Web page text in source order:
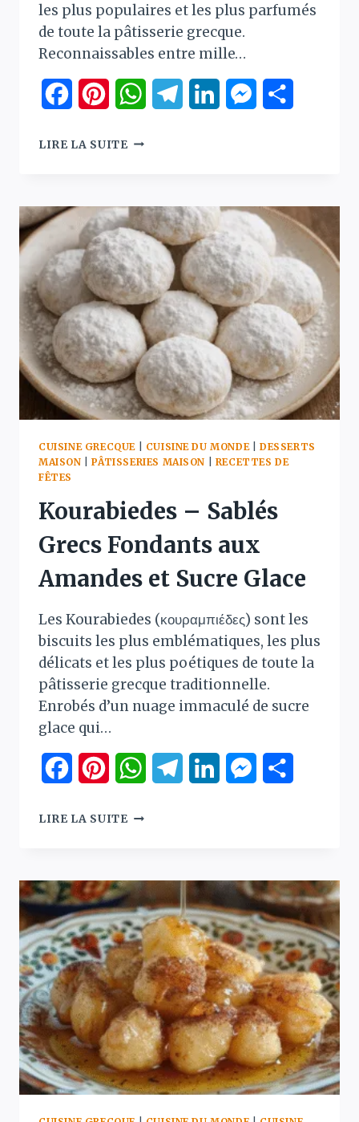
les plus populaires et les plus parfumés
de toute la pâtisserie grecque.
Reconnaissables entre mille…
FacebookPinterestWhatsAppTelegramLinkedInMessenger
LIRE LA SUITEKOULOURAKIA
RECETTE
DES
BISCUITS
GRECS
TORSADÉS
EN
4
ÉTAPES
CUISINE GRECQUE| CUISINE DU MONDE|DESSERTS
MAISON |PÂTISSERIES MAISON
RECETTES DE
FÊTES
Kourabiedes – Sablés
Grecs Fondants aux
Amandes et Sucre Glace
Les Kourabiedes (κουραμπιέδες) sont les
biscuits les plus emblématiques, les plus
délicats et les plus poétiques de toute la
pâtisserie grecque traditionnelle.
Enrobés d’un nuage immaculé de sucre
glace qui…
FacebookPinterestWhatsAppTelegramLinkedInMessenger
LIRE LA SUITEKOURABIEDES
FONDANTS
AUX
AMANDES
ET
SUCRE
GLACE